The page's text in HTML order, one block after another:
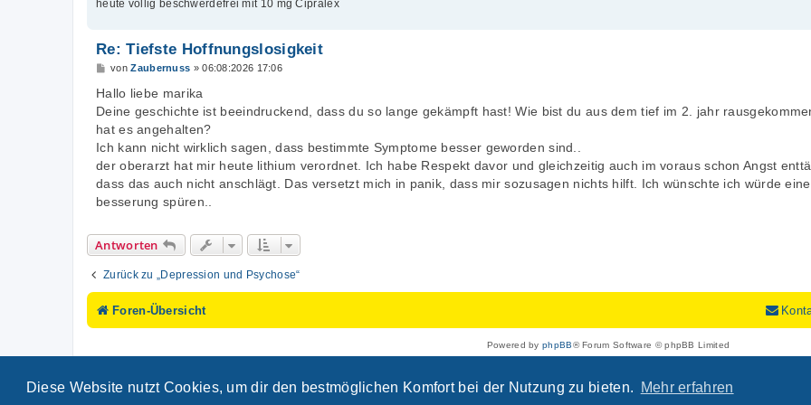
Diese Website nutzt Cookies, um dir den bestmöglichen Komfort bei der Nutzung zu bieten. Mehr erfahren
heute völlig beschwerdefrei mit 10 mg Cipralex
Re: Tiefste Hoffnungslosigkeit
B
i
r
a
g
vonZaubernuss »06:08:2026 17:06
Hallo liebe marika
Deine geschichte ist beeindruckend, dass du so lange gekämpft hast! Wie bist du aus dem tief im 2. jahr
hat es angehalten?
Ich kann nicht wirklich sagen, dass bestimmte Symptome besser geworden sind..
der oberarzt hat mir heute lithium verordnet. Ich habe Respekt davor und gleichzeitig auch im voraus schon Angst
dass das auch nicht anschlägt. Das versetzt mich in panik, dass mir sozusagen nichts hilft. Ich wünschte ich würde
besserung spüren..
Antworten
Zurück zu „Depression und Psychose“
Foren-Übersicht
Powered byphpBB® Forum Software © phpBB Limited